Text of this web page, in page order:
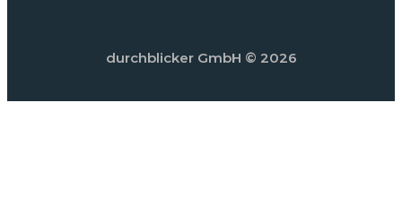
durchblicker GmbH © 2026